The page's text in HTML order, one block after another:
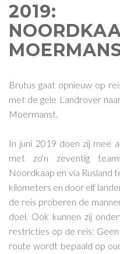
2019:
Brutus gaat opnieuw op
met de gele Landrover
Moermanst.
In juni 2019 doen zij mee
met zo'n zeventig
Noordkaap en via Rusland
kilometers en door elf
de reis proberen de
doel. Ook kunnen zij
restricties op de reis:
route wordt bepaald op